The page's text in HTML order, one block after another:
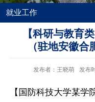
就业工作
【科研与教育
（驻地安徽
发布者：王晓萌 发布
【国防科技大学某